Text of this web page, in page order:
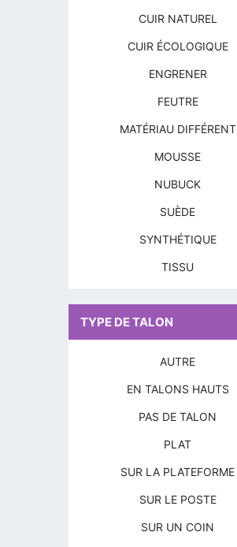
CUIR NATUREL
CUIR ÉCOLOGIQUE
ENGRENER
FEUTRE
MATÉRIAU DIFFÉRENT
MOUSSE
NUBUCK
SUÈDE
SYNTHÉTIQUE
TISSU
TYPE DE TALON
AUTRE
EN TALONS HAUTS
PAS DE TALON
PLAT
SUR LA PLATEFORME
SUR LE POSTE
SUR UN COIN